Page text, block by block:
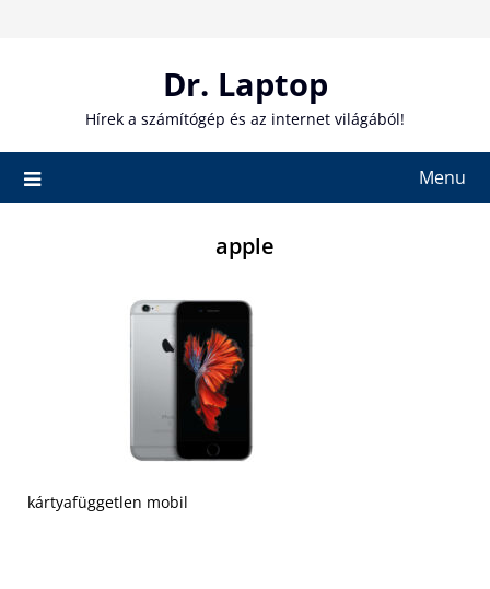
Dr. Laptop
Hírek a számítógép és az internet világából!
Menu
apple
kártyafüggetlen mobil